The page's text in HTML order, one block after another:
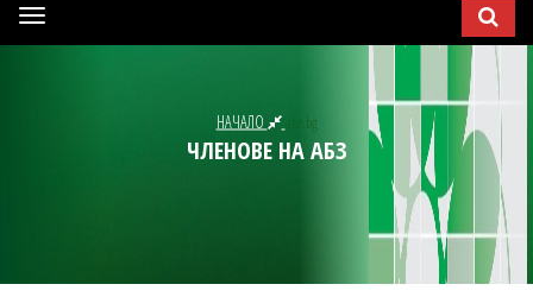
Мобилна
навигация
НАЧАЛО abz.bg
ЧЛЕНОВЕ НА АБЗ